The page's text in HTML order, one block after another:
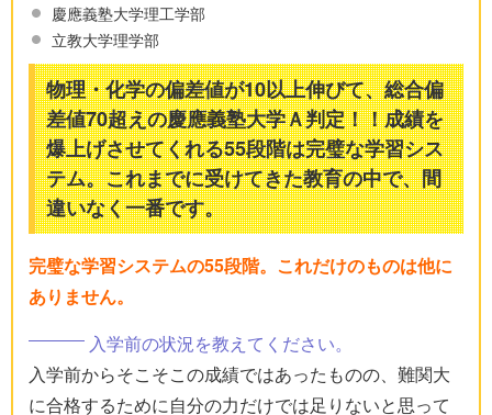
慶應義塾大学理工学部
立教大学理学部
物理・化学の偏差値が10以上伸びて、総合偏
差値70超えの慶應義塾大学Ａ判定！！成績を
爆上げさせてくれる55段階は完璧な学習シス
テム。これまでに受けてきた教育の中で、間
違いなく一番です。
完璧な学習システムの55段階。これだけのものは他に
ありません。
入学前の状況を教えてください。
入学前からそこそこの成績ではあったものの、難関大
に合格するために自分の力だけでは足りないと思って